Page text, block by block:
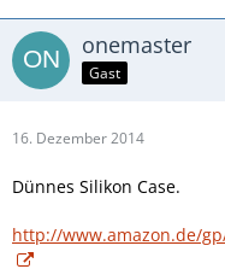
onemaster
Gast
16. Dezember 2014
Dünnes Silikon Case.
http://www.amazon.de/